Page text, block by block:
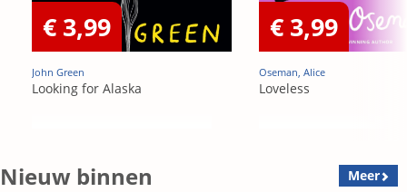
€ 3,99
John Green
Looking for Alaska
€ 3,99
Oseman, Alice
Loveless
Nieuw binnen Meer